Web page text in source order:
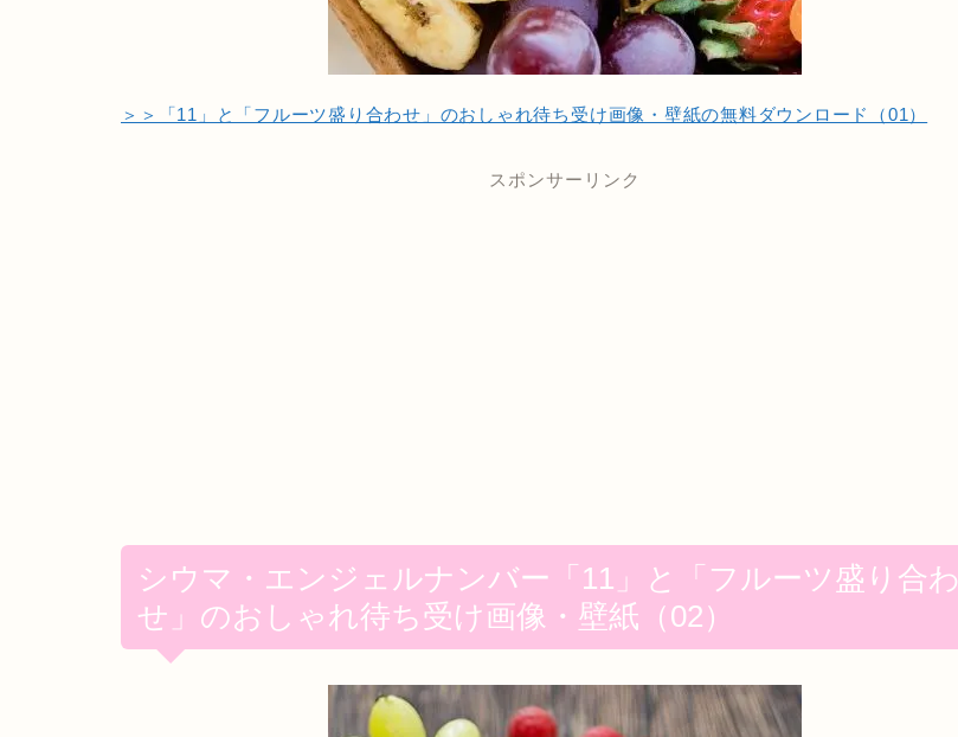
＞＞「11」と「フルーツ盛り合わせ」のおしゃれ待ち受け画像・壁紙の無料ダウンロード（01）
スポンサーリンク
シウマ・エンジェルナンバー「11」と「フルーツ盛り合わ
せ」のおしゃれ待ち受け画像・壁紙（02）